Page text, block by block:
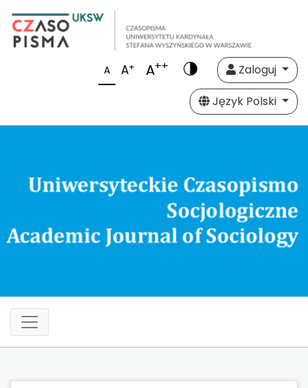
A A+ A++
Zaloguj
Język Polski